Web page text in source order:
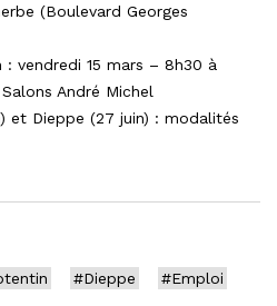
(Boulevard Georges
vendredi 15 mars – 8h30 à
André Michel
et Dieppe (27 juin) : modalités
#Dieppe
#Emploi